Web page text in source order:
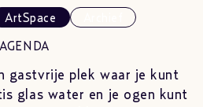
ArtSpace
AGENDA
gastvrije plek waar je kunt
glas water en je ogen kunt